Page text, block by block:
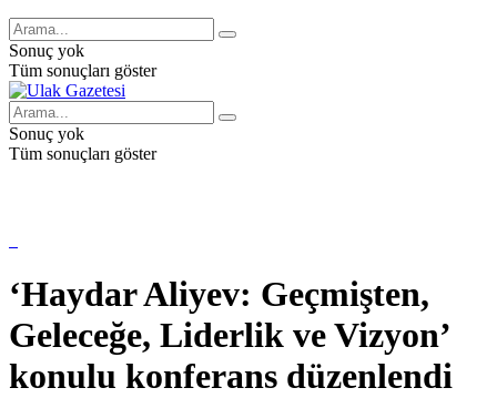
Sonuç yok
Tüm sonuçları göster
Sonuç yok
Tüm sonuçları göster
‘Haydar Aliyev: Geçmişten,
Geleceğe, Liderlik ve Vizyon’
konulu konferans düzenlendi